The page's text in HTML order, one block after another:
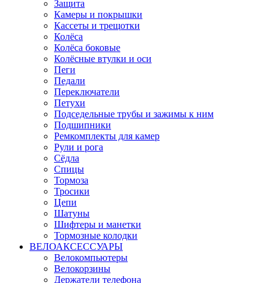
Защита
Камеры и покрышки
Кассеты и трещотки
Колёса
Колёса боковые
Колёсные втулки и оси
Пеги
Педали
Переключатели
Петухи
Подседельные трубы и зажимы к ним
Подшипники
Ремкомплекты для камер
Рули и рога
Сёдла
Спицы
Тормоза
Тросики
Цепи
Шатуны
Шифтеры и манетки
Тормозные колодки
ВЕЛОАКСЕССУАРЫ
Велокомпьютеры
Велокорзины
Держатели телефона